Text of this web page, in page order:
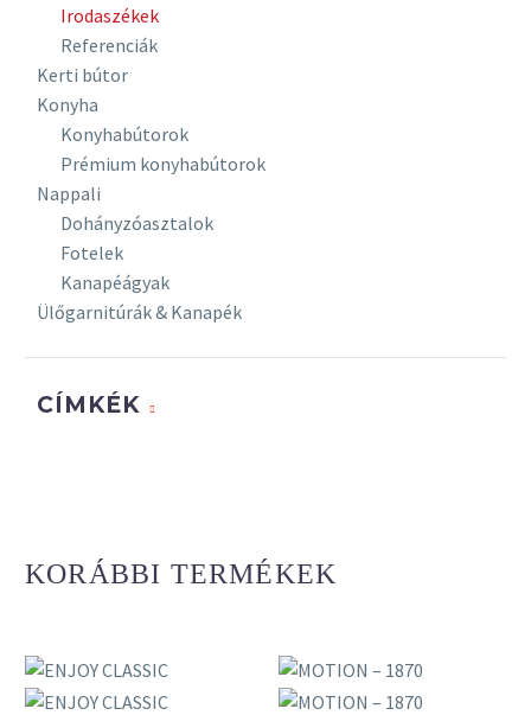
Irodaszékek
Referenciák
Kerti bútor
Konyha
Konyhabútorok
Prémium konyhabútorok
Nappali
Dohányzóasztalok
Fotelek
Kanapéágyak
Ülőgarnitúrák & Kanapék
CÍMKÉK
KORÁBBI TERMÉKEK